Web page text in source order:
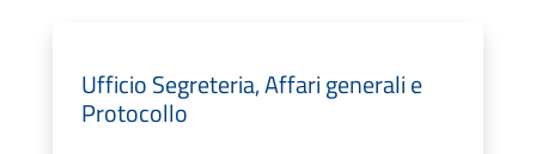
Ufficio Segreteria, Affari generali e
Protocollo